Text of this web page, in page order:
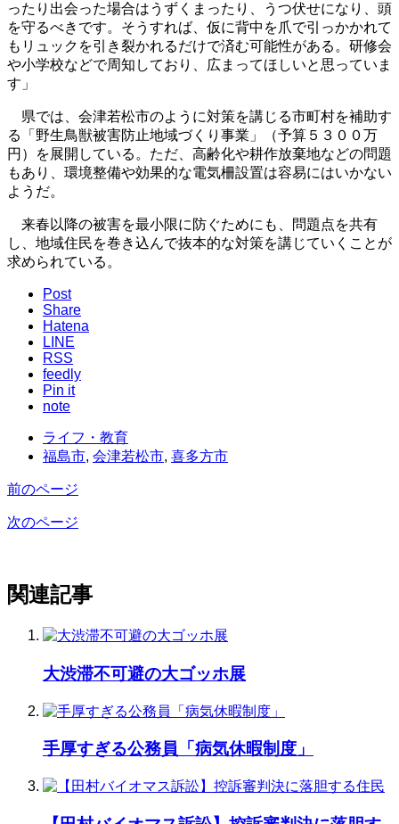
ったり出会った場合はうずくまったり、うつ伏せになり、頭
を守るべきです。そうすれば、仮に背中を爪で引っかかれて
もリュックを引き裂かれるだけで済む可能性がある。研修会
や小学校などで周知しており、広まってほしいと思っていま
す」
県では、会津若松市のように対策を講じる市町村を補助す
る「野生鳥獣被害防止地域づくり事業」（予算５３００万
円）を展開している。ただ、高齢化や耕作放棄地などの問題
もあり、環境整備や効果的な電気柵設置は容易にはいかない
ようだ。
来春以降の被害を最小限に防ぐためにも、問題点を共有
し、地域住民を巻き込んで抜本的な対策を講じていくことが
求められている。
Post
Share
Hatena
LINE
RSS
feedly
Pin it
note
ライフ・教育
福島市, 会津若松市, 喜多方市
前のページ
次のページ
関連記事
大渋滞不可避の大ゴッホ展
手厚すぎる公務員「病気休暇制度」